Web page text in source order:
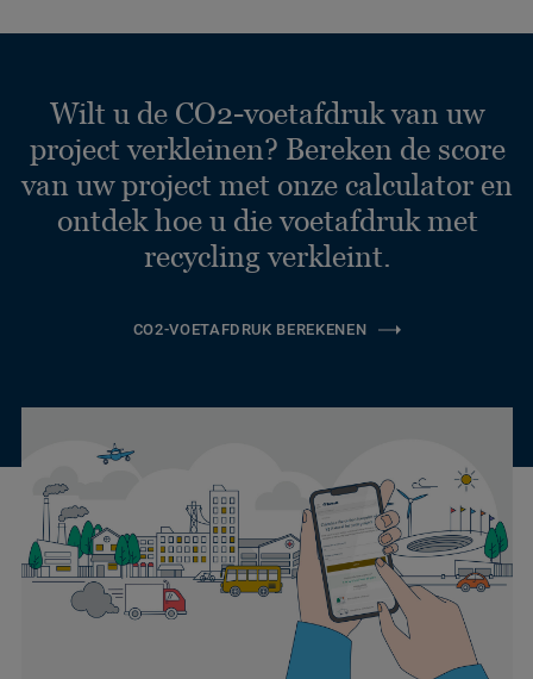
Wilt u de CO2-voetafdruk van uw
project verkleinen? Bereken de score
van uw project met onze calculator en
ontdek hoe u die voetafdruk met
recycling verkleint.
CO2-VOETAFDRUK BEREKENEN